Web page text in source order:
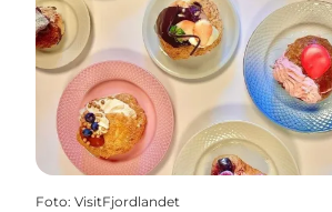
Foto: VisitFjordlandet